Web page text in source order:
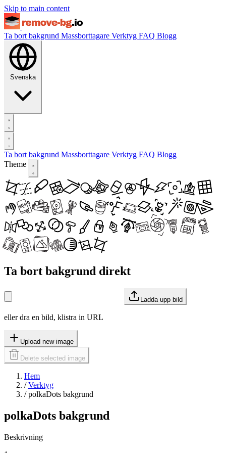
Skip to main content
Ta bort bakgrund Massborttagare Verktyg FAQ Blogg
Svenska
Ta bort bakgrund Massborttagare Verktyg FAQ Blogg
Theme
Ta bort bakgrund direkt
Ladda upp bild
eller dra en bild, klistra in URL
Upload new image
Delete selected image
Hem
/ Verktyg
/ polkaDots bakgrund
polkaDots bakgrund
Beskrivning